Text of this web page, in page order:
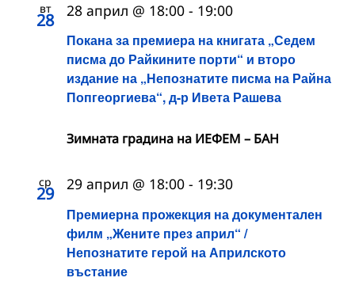
вт
28
Покана за премиера на книгата „Седем
писма до Райкините порти“ и второ
издание на „Непознатите писма на Райна
Попгеоргиева“, д-р Ивета Рашева
28 април @ 18:00 - 19:00
Зимната градина на ИЕФЕМ – БАН
ср
29
Премиерна прожекция на документален
филм „Жените през април“ /
Непознатите герой на Априлското
въстание
29 април @ 18:00 - 19:30